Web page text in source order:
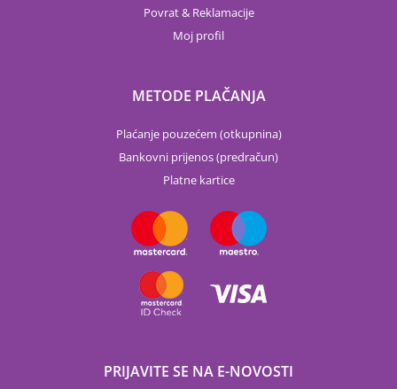
Povrat & Reklamacije
Moj profil
METODE PLAČANJA
Plaćanje pouzećem (otkupnina)
Bankovni prijenos (predračun)
Platne kartice
PRIJAVITE SE NA E-NOVOSTI